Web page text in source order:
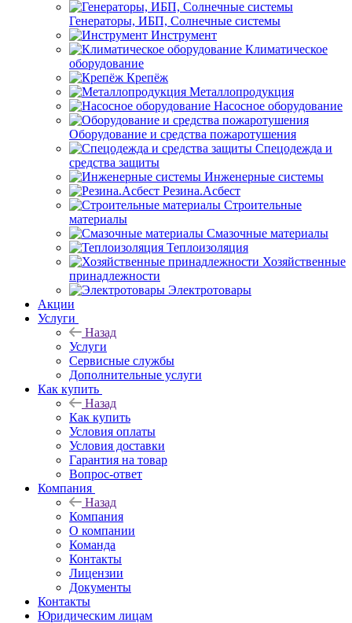
Генераторы, ИБП, Солнечные системы
Инструмент
Климатическое
оборудование
Крепёж
Металлопродукция
Насосное оборудование
Оборудование и средства пожаротушения
Спецодежда и
средства защиты
Инженерные системы
Резина.Асбест
Строительные
материалы
Смазочные материалы
Теплоизоляция
Хозяйственные
принадлежности
Электротовары
Акции
Услуги
Назад
Услуги
Сервисные службы
Дополнительные услуги
Как купить
Назад
Как купить
Условия оплаты
Условия доставки
Гарантия на товар
Вопрос-ответ
Компания
Назад
Компания
О компании
Команда
Контакты
Лицензии
Документы
Контакты
Юридическим лицам